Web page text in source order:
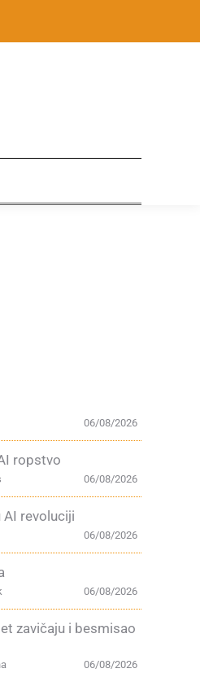
06/08/2026
ropstvo
06/08/2026
AI revoluciji
06/08/2026
06/08/2026
zavičaju i besmisao
06/08/2026